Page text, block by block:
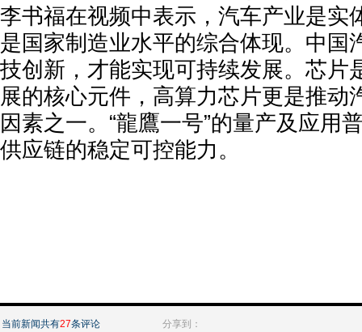
李书福在视频中表示，汽车产业是实
是国家制造业水平的综合体现。中国
技创新，才能实现可持续发展。芯片
展的核心元件，高算力芯片更是推动
因素之一。“龍鷹一号”的量产及应用
供应链的稳定可控能力。
当前新闻共有27条评论 分享到：